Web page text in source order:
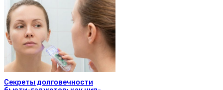
Секреты долговечности